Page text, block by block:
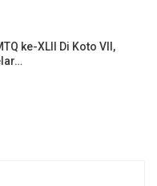
ke-XLII Di Koto VII,